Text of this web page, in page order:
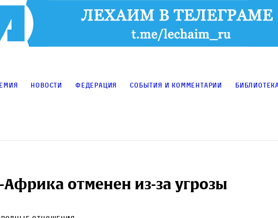
Новости Федерация События и комментарии Библиотека
отменен из-за угрозы